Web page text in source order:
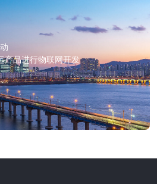
产品进行物联网开发